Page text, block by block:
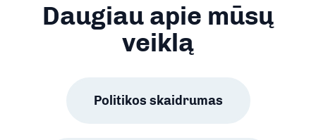
Daugiau apie mūsų
veiklą
Politikos skaidrumas